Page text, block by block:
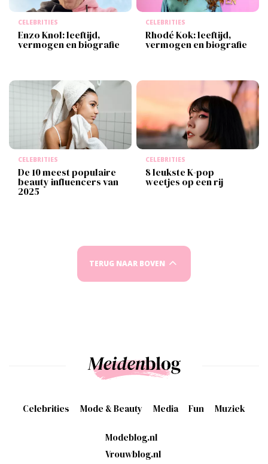
CELEBRITIES
Enzo Knol: leeftijd,
vermogen en biografie
CELEBRITIES
Rhodé Kok: leeftijd,
vermogen en biografie
CELEBRITIES
De 10 meest populaire
beauty influencers van
2025
CELEBRITIES
8 leukste K-pop
weetjes op een rij
TERUG NAAR BOVEN
Celebrities Mode & Beauty Media Fun Muziek
Modeblog.nl
Vrouwblog.nl